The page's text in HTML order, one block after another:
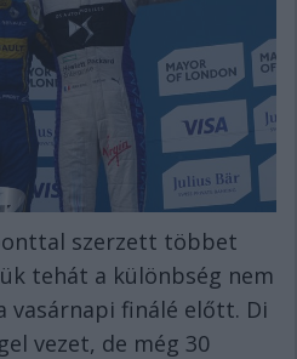
szerzett többet
tehát a különbség nem
vasárnapi finálé előtt. Di
vezet, de még 30